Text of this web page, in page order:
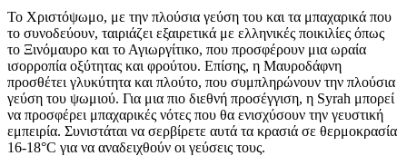
Το Χριστόψωμο, με την πλούσια γεύση του και τα μπαχαρικά που
το συνοδεύουν, ταιριάζει εξαιρετικά με ελληνικές ποικιλίες όπως
το Ξινόμαυρο και το Αγιωργίτικο, που προσφέρουν μια ωραία
ισορροπία οξύτητας και φρούτου. Επίσης, η Μαυροδάφνη
προσθέτει γλυκύτητα και πλούτο, που συμπληρώνουν την πλούσια
γεύση του ψωμιού. Για μια πιο διεθνή προσέγγιση, η Syrah μπορεί
να προσφέρει μπαχαρικές νότες που θα ενισχύσουν την γευστική
εμπειρία. Συνιστάται να σερβίρετε αυτά τα κρασιά σε θερμοκρασία
16-18°C για να αναδειχθούν οι γεύσεις τους.